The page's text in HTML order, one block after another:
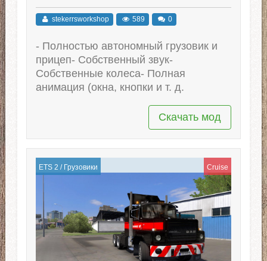
1.53.x)
stekerrsworkshop 589 0
- Полностью автономный грузовик и
прицеп- Собственный звук-
Собственные колеса- Полная
анимация (окна, кнопки и т. д.
Скачать мод
ETS 2 / Грузовики Cruise